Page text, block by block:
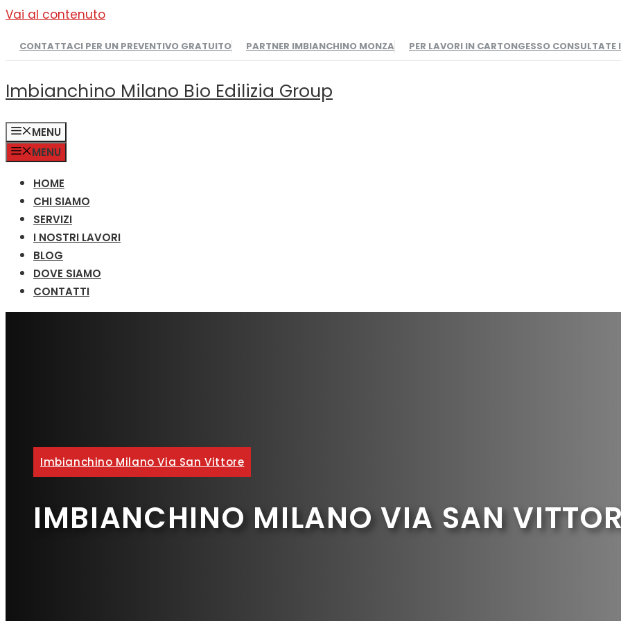
Vai al contenuto
CONTATTACI PER UN PREVENTIVO GRATUITO PARTNER IMBIANCHINO MONZA PER LAVORI IN CARTONGESSO
Imbianchino Milano Bio Edilizia Group
MENU
MENU
HOME
CHI SIAMO
SERVIZI
I NOSTRI LAVORI
BLOG
DOVE SIAMO
CONTATTI
Imbianchino Milano Via San Vittore
IMBIANCHINO MILANO VIA SAN